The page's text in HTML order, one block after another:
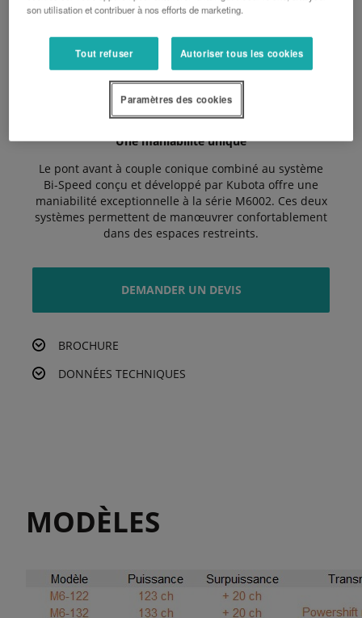
performance quel que soit le régime du tracteur.
Confort et espace
La cabine du M6002 offre beaucoup d'espace avec une
très bonne accessibilité, ainsi qu'un niveau de confort
élevé grâce à une nouvelle disposition des
commandes parfaitement ergonomique.
Une maniabilité unique
Le pont avant à couple conique combiné au système
Bi-Speed conçu et développé par Kubota offre une
maniabilité exceptionnelle à la série M6002. Ces deux
systèmes permettent de manœuvrer confortablement
dans des espaces restreints.
DEMANDER UN DEVIS
BROCHURE
DONNÉES TECHNIQUES
MODÈLES
son utilisation et contribuer à nos efforts de marketing.
Tout refuser Autoriser tous les cookies
Paramètres des cookies